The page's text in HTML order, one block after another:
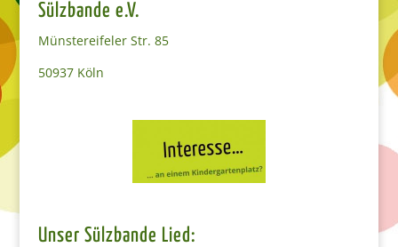
Sülzbande e.V.
Münstereifeler Str. 85
50937 Köln
Unser Sülzbande Lied: